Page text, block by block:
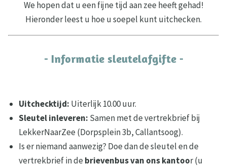
We hopen dat u een fijne tijd aan zee heeft gehad!
Hieronder leest u hoe u soepel kunt uitchecken.
- Informatie sleutelafgifte -
Uitchecktijd: Uiterlijk 10.00 uur.
Sleutel inleveren: Samen met de vertrekbrief bij
LekkerNaarZee (Dorpsplein 3b, Callantsoog).
Is er niemand aanwezig? Doe dan de sleutel en de
vertrekbrief in de brievenbusvan ons kantoor (u